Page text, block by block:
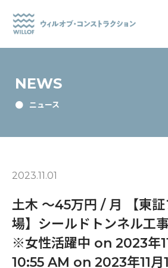
NEWS
ニュース
2023.11.01
土木 〜45万円 / 月 【東
場】シールドトンネル工
※女性活躍中 on 2023年
10:55 AM on 2023年11月